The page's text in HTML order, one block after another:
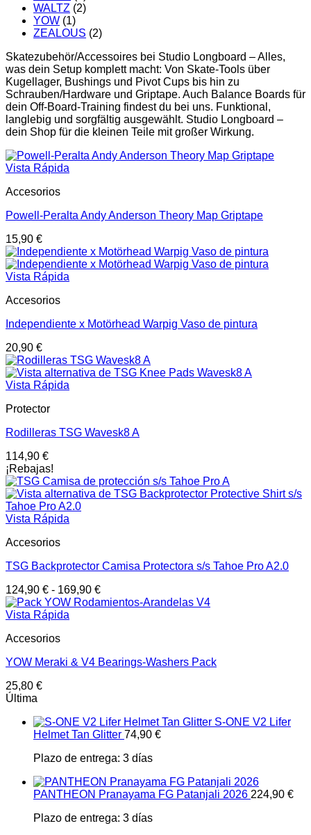
WALTZ (2)
YOW (1)
ZEALOUS (2)
Skatezubehör/Accessoires bei Studio Longboard – Alles,
was dein Setup komplett macht: Von Skate-Tools über
Kugellager, Bushings und Pivot Cups bis hin zu
Schrauben/Hardware und Griptape. Auch Balance Boards für
dein Off-Board-Training findest du bei uns. Funktional,
langlebig und sorgfältig ausgewählt. Studio Longboard –
dein Shop für die kleinen Teile mit großer Wirkung.
Vista Rápida
Accesorios
Powell-Peralta Andy Anderson Theory Map Griptape
15,90 €
Vista Rápida
Accesorios
Independiente x Motörhead Warpig Vaso de pintura
20,90 €
Vista Rápida
Protector
Rodilleras TSG Wavesk8 A
114,90 €
¡Rebajas!
Vista Rápida
Accesorios
TSG Backprotector Camisa Protectora s/s Tahoe Pro A2.0
124,90 € - 169,90 €
Vista Rápida
Accesorios
YOW Meraki & V4 Bearings-Washers Pack
25,80 €
Última
S-ONE V2 Lifer
Helmet Tan Glitter 74,90 €
Plazo de entrega: 3 días
PANTHEON Pranayama FG Patanjali 2026 224,90 €
Plazo de entrega: 3 días